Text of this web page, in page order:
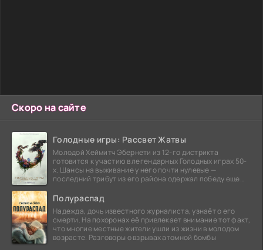
Скоро на сайте
Голодные игры: Рассвет Жатвы
Молодой Хеймитч Эбернети из 12-го дистрикта
готовится к участию в легендарных Голодных играх 50-
х. Шансы на выживание у него почти нулевые —
последний трибут из его района одержал победу еще
Полураспад
Надежда, дочь известного журналиста, узнаёт о его
смерти. На похоронах её привлекает внимание тот факт,
что многие местные жители ушли из жизни в молодом
возрасте. Разговоры о взрывах атомной бомбы